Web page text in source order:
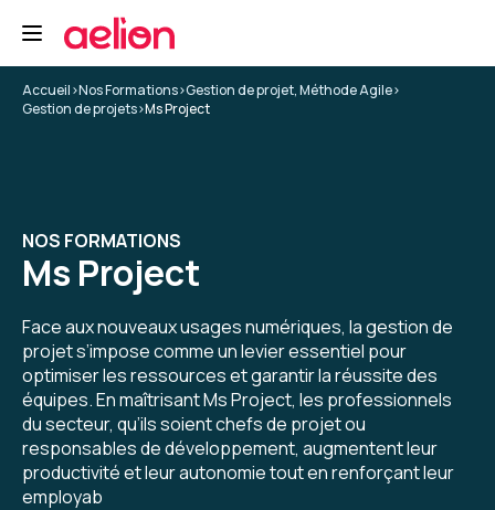
Accueil>Nos Formations>Gestion de projet, Méthode Agile>
Gestion de projets>Ms Project
NOS FORMATIONS
Ms Project
Face aux nouveaux usages numériques, la gestion de
projet s’impose comme un levier essentiel pour
optimiser les ressources et garantir la réussite des
équipes. En maîtrisant Ms Project, les professionnels
du secteur, qu’ils soient chefs de projet ou
responsables de développement, augmentent leur
productivité et leur autonomie tout en renforçant leur
employab